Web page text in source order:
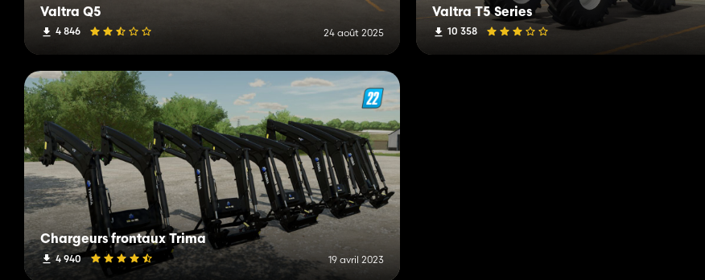
Valtra Q5
4 846 24 août 2025
Valtra T5 Series
10 358
Chargeurs frontaux Trima
4 940 19 avril 2023